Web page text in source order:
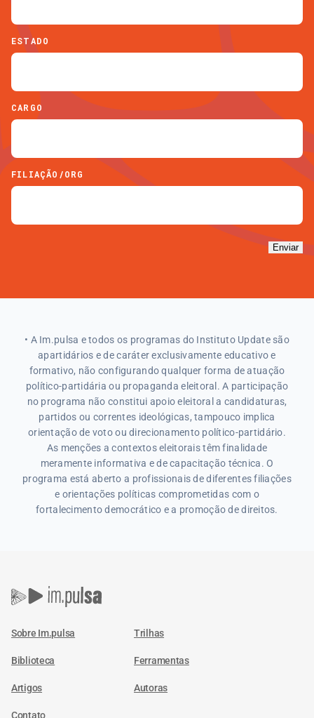
ESTADO
CARGO
FILIAÇÃO/ORG
Enviar
• A Im.pulsa e todos os programas do Instituto Update são
apartidários e de caráter exclusivamente educativo e
formativo, não configurando qualquer forma de atuação
político-partidária ou propaganda eleitoral. A participação
no programa não constitui apoio eleitoral a candidaturas,
partidos ou correntes ideológicas, tampouco implica
orientação de voto ou direcionamento político-partidário.
As menções a contextos eleitorais têm finalidade
meramente informativa e de capacitação técnica. O
programa está aberto a profissionais de diferentes filiações
e orientações políticas comprometidas com o
fortalecimento democrático e a promoção de direitos.
Sobre Im.pulsa Trilhas
Biblioteca Ferramentas
Artigos Autoras
Contato